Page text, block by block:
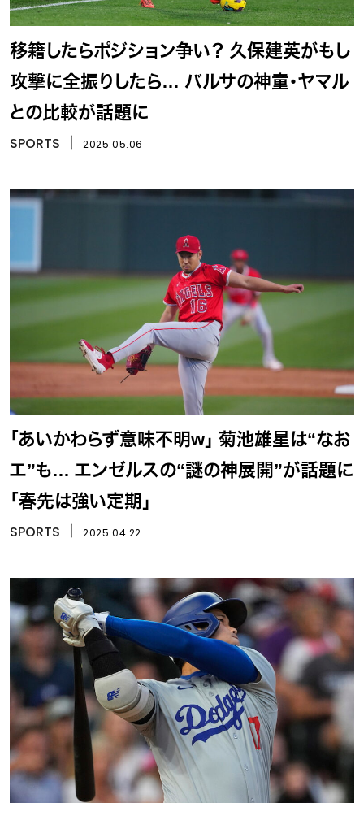
移籍したらポジション争い？ 久保建英がもし
攻撃に全振りしたら… バルサの神童・ヤマル
との比較が話題に
SPORTS 2025.05.06
「あいかわらず意味不明w」 菊池雄星は“なお
エ”も… エンゼルスの“謎の神展開”が話題に
「春先は強い定期」
SPORTS 2025.04.22